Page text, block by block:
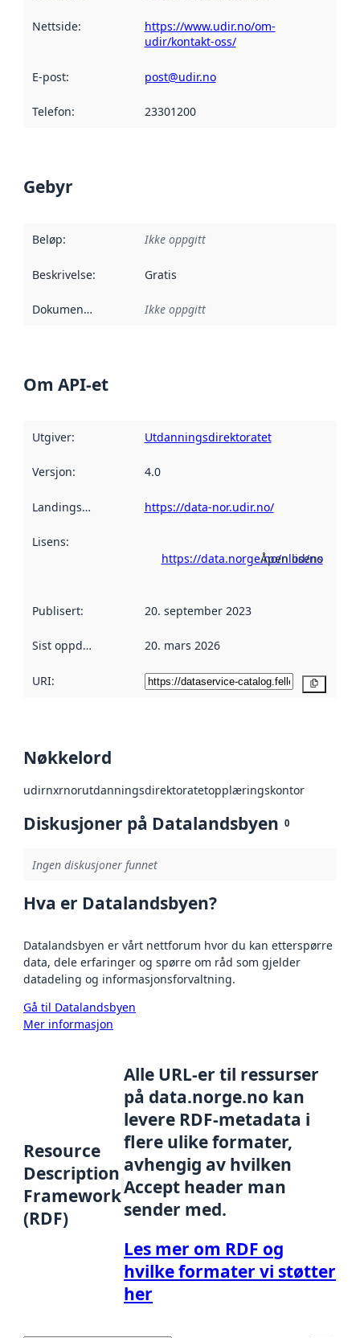
Nettside:
https://www.udir.no/om-
udir/kontakt-oss/
E-post: post@udir.no
Telefon: 23301200
Gebyr
Beløp: Ikke oppgitt
Beskrivelse: Gratis
Dokumentasjon Ikke oppgitt
Om API-et
Utgiver: Utdanningsdirektoratet
Versjon: 4.0
Landingsside https://data-nor.udir.no/
Lisens:
https://data.norge.no/nlod/no
Åpen lisens
Publisert: 20. september 2023
Sist oppdatert 20. mars 2026
URI:
Nøkkelord
udirnxrnorutdanningsdirektoratetopplæringskontor
Diskusjoner på Datalandsbyen 0
Ingen diskusjoner funnet
Hva er Datalandsbyen?
Datalandsbyen er vårt nettforum hvor du kan etterspørre
data, dele erfaringer og spørre om råd som gjelder
datadeling og informasjonsforvaltning.
Gå til Datalandsbyen
Mer informasjon
Resource
Description
Framework
(RDF)
Alle URL-er til ressurser
på data.norge.no kan
levere RDF-metadata i
flere ulike formater,
avhengig av hvilken
Accept header man
sender med.
Les mer om RDF og
hvilke formater vi støtter
her